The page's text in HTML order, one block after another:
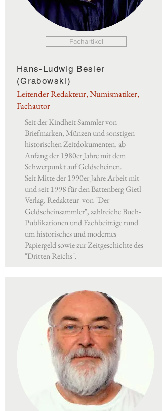
Fachartikel
Hans-Ludwig Besler
(Grabowski)
Leitender Redakteur, Numismatiker,
Fachautor
Seit der Kindheit Sammler von
Briefmarken, Münzen und sonstigen
historischen Zeitdokumenten, ab
Anfang der 1980er Jahre mit dem
Schwerpunkt auf Geldscheinen.
Seit Mitte der 1990er Jahre Arbeit mit
und seit 1998 für den Battenberg Gietl
Verlag. Redakteur von "Der
Geldscheinsammler", zahlreiche Buch-
Publikationen und Fachbeiträge rund
um historisches und modernes
Papiergeld sowie zur Zeitgeschichte des
"Dritten Reichs".